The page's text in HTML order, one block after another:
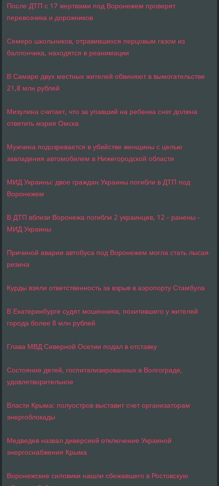
После ДТП с 17 жертвами под Воронежем проверят
перевозчика и дорожников
Семеро школьников, отравившихся перцовым газом из
баллончика, находятся в реанимации
В Самаре двух местных жителей обвиняют в вымогательстве
21,8 млн рублей
Мизулина считает, что за упавший на ребенка снег должна
ответить мэрия Омска
Мужчина подозревается в убийстве женщины с целью
завладения автомобилем в Нижегородской области
МИД Украины: двое граждан Украины погибли в ДТП под
Воронежем
В ДТП вблизи Воронежа погибли 2 украинцев, 12 - ранены -
МИД Украины
Причиной аварии автобуса под Воронежем могла стать лысая
резина
Курды взяли ответственность за взрыв в аэропорту Стамбула
В Екатеринбурге судят мошенника, похитившего у жителей
города более 8 млн рублей
Глава МВД Северной Осетии подал в отставку
Состояние детей, госпитализированных в Волгограде,
удовлетворительное
Власти Крыма: полуостров выставит счет организаторам
энергоблокады
Медведев назвал диверсией отключение Украиной
энергоснабжения Крыма
Воронежские силовики нашли сбежавшего в Ростовскую